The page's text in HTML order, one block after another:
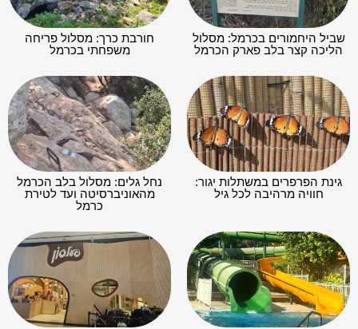
שביל היחמורים בכרמל: מסלול
הליכה קצר בלב פארק הכרמל
חורבת כרך: מסלול פריחה
משפחתי בכרמל
גינת הפרפרים במשתלות יגור:
חוויה מרהיבה לכל גיל
נחל גלים: מסלול בלב הכרמל
מהאוניברסיטה ועד לטירת
כרמל